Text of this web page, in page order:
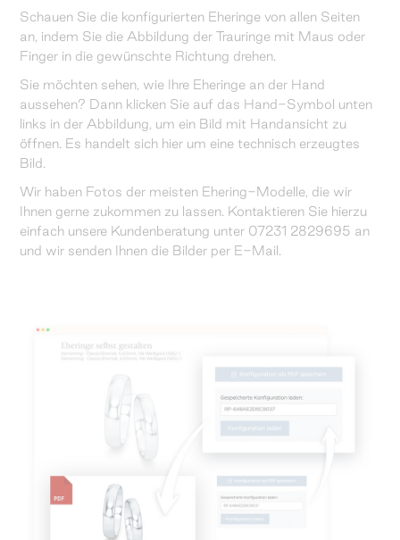
Schauen Sie die konfigurierten Eheringe von allen Seiten
an, indem Sie die Abbildung der Trauringe mit Maus oder
Finger in die gewünschte Richtung drehen.
Sie möchten sehen, wie Ihre Eheringe an der Hand
aussehen? Dann klicken Sie auf das Hand-Symbol unten
links in der Abbildung, um ein Bild mit Handansicht zu
öffnen. Es handelt sich hier um eine technisch erzeugtes
Bild.
Wir haben Fotos der meisten Ehering-Modelle, die wir
Ihnen gerne zukommen zu lassen. Kontaktieren Sie hierzu
einfach unsere Kundenberatung unter 07231 2829695 an
und wir senden Ihnen die Bilder per E-Mail.